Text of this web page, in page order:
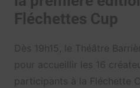
Fléchettes Cup
Dès 19h15, le Théâtre
pour accueillir les 16
participants à la Fléchette